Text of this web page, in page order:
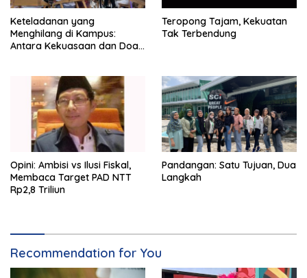
Keteladanan yang
Menghilang di Kampus:
Antara Kekuasaan dan Doa
Teropong Tajam, Kekuatan
Tak Terbendung
Opini: Ambisi vs Ilusi Fiskal,
Membaca Target PAD NTT
Rp2,8 Triliun
Pandangan: Satu Tujuan, Dua
Langkah
Recommendation for You